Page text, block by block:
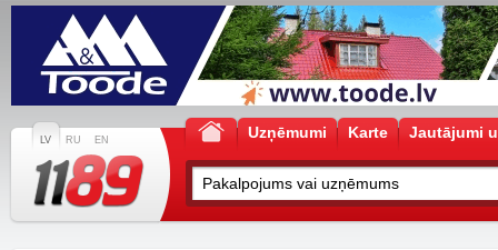
LV RU EN Uzņēmumi Karte Jautājumi